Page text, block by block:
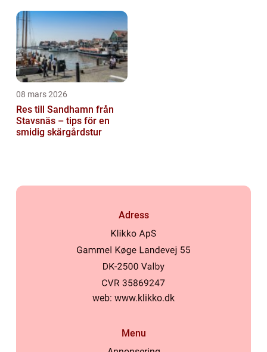
08 mars 2026
Res till Sandhamn från
Stavsnäs – tips för en
smidig skärgårdstur
Adress
web: www.klikko.dk
Menu